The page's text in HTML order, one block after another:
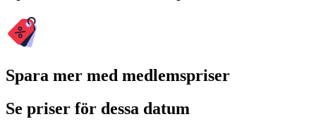
Spara mer med medlemspriser
Se priser för dessa datum